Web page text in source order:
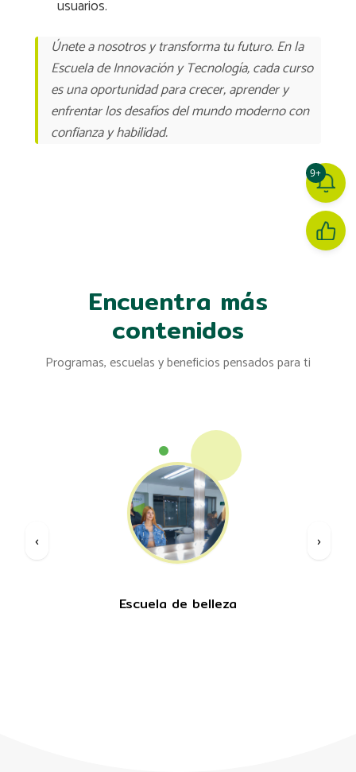
9+
usuarios.
Únete a nosotros y transforma tu futuro. En la
Escuela de Innovación y Tecnología, cada curso
es una oportunidad para crecer, aprender y
enfrentar los desafíos del mundo moderno con
confianza y habilidad.
Encuentra más
contenidos
Programas, escuelas y beneficios pensados para ti
Escuela de belleza
‹ ›